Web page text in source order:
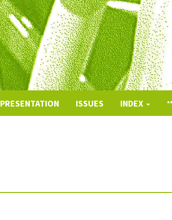
PRESENTATION ISSUES INDEX